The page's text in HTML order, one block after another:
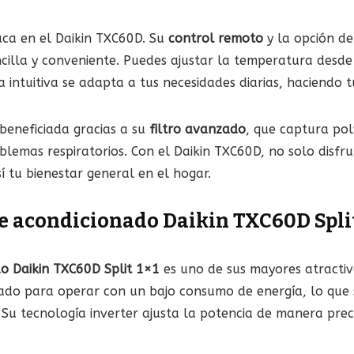
en el Daikin TXC60D. Su control remoto y la opción
y conveniente. Puedes ajustar la temperatura
se adapta a tus necesidades diarias, haciendo
gracias a su filtro avanzado, que captura
respiratorios. Con el Daikin TXC60D, no solo
tu bienestar general en el hogar.
Daikin TXC60D
Daikin TXC60D Split 1×1 es uno de sus mayores
para operar con un bajo consumo de energía, lo
tecnología inverter ajusta la potencia de manera